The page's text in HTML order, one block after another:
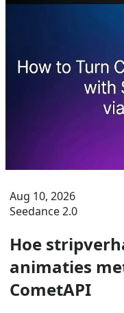
Aug 10, 2026
Seedance 2.0
Hoe
animaties
CometAPI